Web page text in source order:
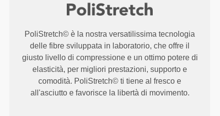
PoliStretch© è la nostra versatilissima tecnologia
delle fibre sviluppata in laboratorio, che offre il
giusto livello di compressione e un ottimo potere di
elasticità, per migliori prestazioni, supporto e
comodità. PoliStretch© ti tiene al fresco e
all'asciutto e favorisce la libertà di movimento.